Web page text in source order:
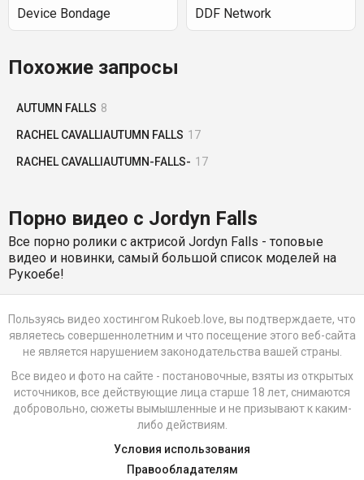
Порно видео с Jordyn Falls
Все порно ролики с актрисой Jordyn Falls - топовые
видео и новинки, самый большой список моделей на
Рукоебе!
Device Bondage DDF Network
Похожие запросы
AUTUMN FALLS 8
RACHEL CAVALLIAUTUMN FALLS 17
RACHEL CAVALLIAUTUMN-FALLS- 17
Пользуясь видео хостингом Rukoeb.love, вы подтверждаете, что
являетесь совершеннолетним и что посещение этого веб-сайта
не является нарушением законодательства вашей страны.
Все видео и фото на сайте - постановочные, взяты из открытых
источников, все действующие лица старше 18 лет, снимаются
добровольно, сюжеты вымышленные и не призывают к каким-
либо действиям.
Условия использования
Правообладателям